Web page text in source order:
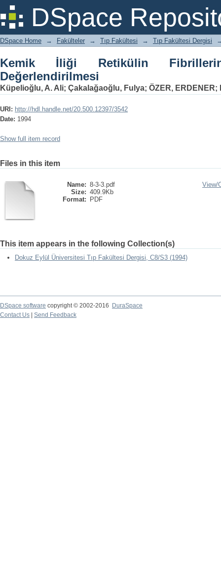
DSpace
Kemik İliği Retikülin Fibrillerinin
DSpace Home → Fakülteler → Tıp Fakültesi → Tıp Fakültesi Dergisi
Kemik İliği Retikülin
Değerlendirilmesi
Küpelioğlu, A. Ali; Çakalağaoğlu, Fulya; ÖZER, ERDENER;
URI: http://hdl.handle.net/20.500.12397/3542
Date: 1994
Show full item record
Files in this item
Name: 8-3-3.pdf
Size: 409.9Kb
Format:
PDF
View/
This item appears in the following Collection(s)
Dokuz Eylül Üniversitesi Tıp Fakültesi Dergisi, C8/S3 (1994)
DSpace software copyright © 2002-2016
DuraSpace
Contact Us
Send Feedback